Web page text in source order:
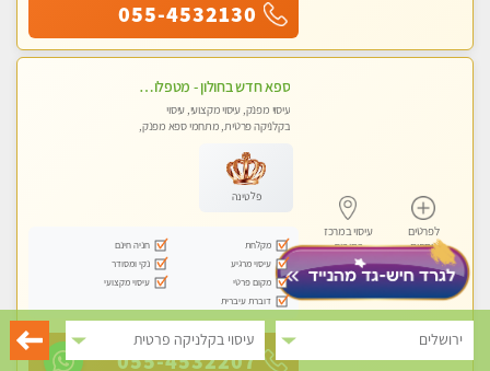
ירושלים עיסוי בקלניקה פרטית
055-4532130
לפרטים
נוספים
עיסוי במרכז
רחובות
ספא חדש בחולון - מטפלות מקצועיות ברמה גבוהה מומלץ מאוד !!! . . highly recommended..new in the city -אין פרטים נוספים במקום -ללא מין !!
עיסוי מפנק, עיסוי מקצועי, עיסוי
בקלניקה פרטית, מתחמי ספא מפנק,
פלטינה
מקלחת
חניה חינם
עיסוי מרגיע
נקי ומסודר
מקום פרטי
עיסוי מקצועי
דוברת עיברית
055-4532207